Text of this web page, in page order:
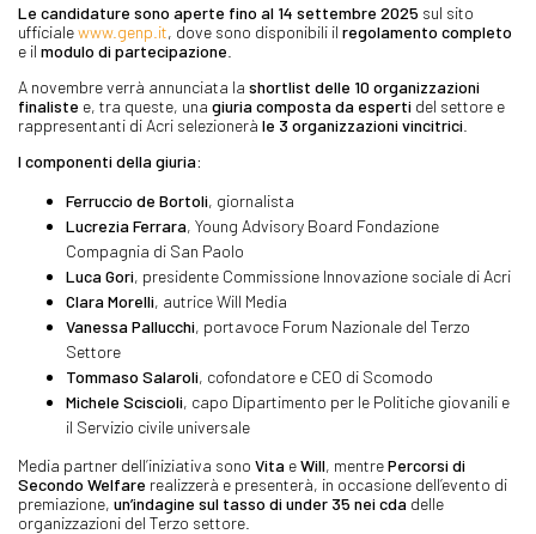
Le candidature sono aperte fino al 14 settembre 2025 sul sito
ufficialewww.genp.it, dove sono disponibili il regolamento completo
e il modulo di partecipazione
A novembre verrà annunciata la shortlist delle 10 organizzazioni
finaliste e, tra queste, una giuria composta da esperti del settore e
rappresentanti di Acri selezionerà le 3 organizzazioni vincitrici
I componenti della giuria:
Ferruccio de Bortoli, giornalista
Lucrezia Ferrara, Young Advisory Board Fondazione
Compagnia di San Paolo
Luca Gori, presidente Commissione Innovazione sociale di Acri
Clara Morelli, autrice Will Media
Vanessa Pallucchi, portavoce Forum Nazionale del Terzo
Settore
Tommaso Salaroli, cofondatore e CEO di Scomodo
Michele Sciscioli, capo Dipartimento per le Politiche giovanili e
il Servizio civile universale
Media partner dell’iniziativa sono Vita eWill, mentrePercorsi di
Secondo Welfare realizzerà e presenterà, in occasione dell’evento di
premiazione, un’indagine sul tasso di under 35 nei cda delle
organizzazioni del Terzo settore.